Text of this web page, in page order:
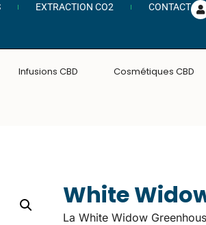
EXTRACTION CO2 CONTACT
Infusions CBD Cosmétiques CBD
White
La White Widow